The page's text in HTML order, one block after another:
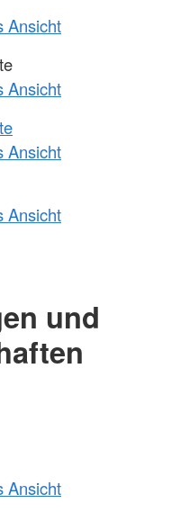
Ansicht
Ansicht
Ansicht
Ansicht
und
Ansicht